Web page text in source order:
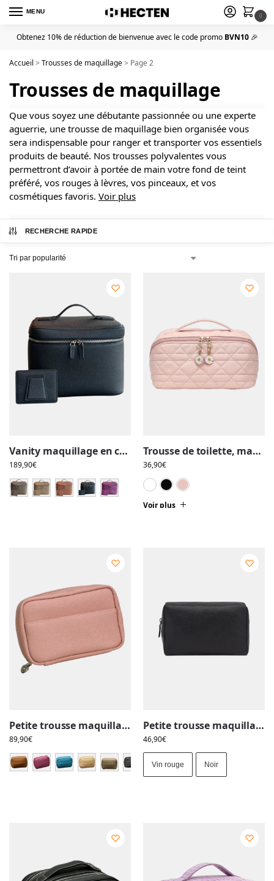
MENU
0
Obtenez 10% de réduction de bienvenue avec le code promo BVN10🎉
Accueil > Trousses de maquillage> Page 2
Trousses de maquillage
Que vous soyez une débutante passionnée ou une experte
aguerrie, une trousse de maquillage bien organisée vous
sera indispensable pour ranger et transporter vos essentiels
produits de beauté. Nos trousses polyvalentes vous
permettront d’avoir à portée de main votre fond de teint
préféré, vos rouges à lèvres, vos pinceaux, et vos
cosmétiques favoris. Voir plus
RECHERCHE RAPIDE
Vanity maquillage en cuir artisanal, colorée, pochettes et compartiments intérieurs
189,90€
Trousse de toilette, maquillage, compartiments et pochette, matelassée, avec pendentifs fleuris
36,90€
Voir plus
Petite trousse maquillage, toilette en cuir véritable, plusieurs couleurs
89,90€
Petite trousse maquillage, toilette femme, imitation cuir
46,90€
Vin rouge Noir